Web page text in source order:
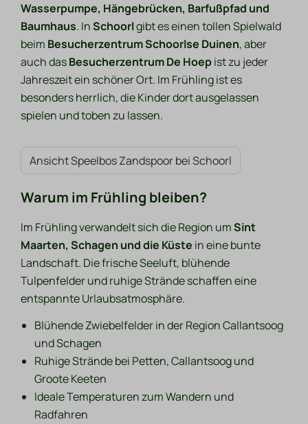
Wasserpumpe, Hängebrücken, Barfußpfad und
Baumhaus. InSchoorlgibt es einen tollen Spielwald
beim Besucherzentrum Schoorlse Duinen, aber
auch dasBesucherzentrum De Hoepist zu jeder
Jahreszeit ein schöner Ort. Im Frühling ist es
besonders herrlich, die Kinder dort ausgelassen
spielen und toben zu lassen.
Ansicht Speelbos Zandspoor bei Schoorl
Warum im Frühling bleiben?
Im Frühling verwandelt sich die Region umSint
Maarten, Schagen und die Küste in eine bunte
Landschaft. Die frische Seeluft, blühende
Tulpenfelder und ruhige Strände schaffen eine
entspannte Urlaubsatmosphäre.
Blühende Zwiebelfelder in der Region Callantsoog
und Schagen
Ruhige Strände bei Petten, Callantsoog und
Groote Keeten
Ideale Temperaturen zum Wandern und
Radfahren